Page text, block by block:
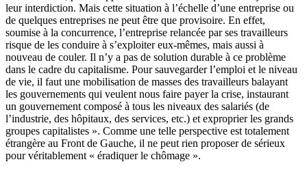
leur interdiction. Mais cette situation à l’échelle d’une entreprise ou
de quelques entreprises ne peut être que provisoire. En effet,
soumise à la concurrence, l’entreprise relancée par ses travailleurs
risque de les conduire à s’exploiter eux-mêmes, mais aussi à
nouveau de couler. Il n’y a pas de solution durable à ce problème
dans le cadre du capitalisme. Pour sauvegarder l’emploi et le niveau
de vie, il faut une mobilisation de masses des travailleurs balayant
les gouvernements qui veulent nous faire payer la crise, instaurant
un gouvernement composé à tous les niveaux des salariés (de
l’industrie, des hôpitaux, des services, etc.) et exproprier les grands
groupes capitalistes ». Comme une telle perspective est totalement
étrangère au Front de Gauche, il ne peut rien proposer de sérieux
pour véritablement « éradiquer le chômage ».